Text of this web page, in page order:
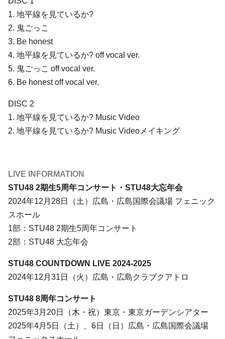
1. 地平線を見ているか?
2. 鬼ごっこ
3. Be honest
4. 地平線を見ているか? off vocal ver.
5. 鬼ごっこ off vocal ver.
6. Be honest off vocal ver.
DISC 2
1. 地平線を見ているか? Music Video
2. 地平線を見ているか? Music Videoメイキング
LIVE INFORMATION
STU48 2期生5周年コンサート・STU48大忘年会
2024年12月28日（土）広島・広島国際会議場 フェニック
スホール
1部：STU48 2期生5周年コンサート
2部：STU48 大忘年会
STU48 COUNTDOWN LIVE 2024-2025
2024年12月31日（火）広島・広島クラブクアトロ
STU48 8周年コンサート
2025年3月20日（木・祝）東京・東京ガーデンシアター
2025年4月5日（土）、6日（日）広島・広島国際会議場